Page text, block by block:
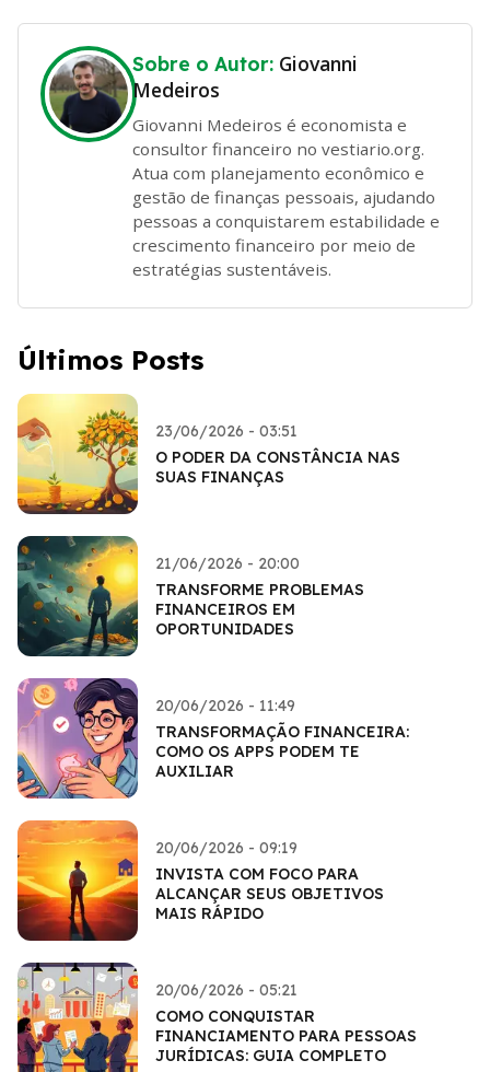
Sobre o Autor: Giovanni
Medeiros
Giovanni Medeiros é economista e
consultor financeiro no vestiario.org.
Atua com planejamento econômico e
gestão de finanças pessoais, ajudando
pessoas a conquistarem estabilidade e
crescimento financeiro por meio de
estratégias sustentáveis.
Últimos Posts
23/06/2026 - 03:51
O PODER DA CONSTÂNCIA NAS
SUAS FINANÇAS
21/06/2026 - 20:00
TRANSFORME PROBLEMAS
FINANCEIROS EM
OPORTUNIDADES
20/06/2026 - 11:49
TRANSFORMAÇÃO FINANCEIRA:
COMO OS APPS PODEM TE
AUXILIAR
20/06/2026 - 09:19
INVISTA COM FOCO PARA
ALCANÇAR SEUS OBJETIVOS
MAIS RÁPIDO
20/06/2026 - 05:21
COMO CONQUISTAR
FINANCIAMENTO PARA PESSOAS
JURÍDICAS: GUIA COMPLETO